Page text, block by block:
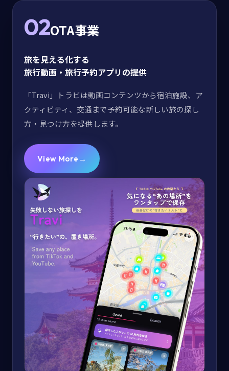
02OTA事業
旅を見える化する
旅行動画・旅行予約アプリの提供
「Travi」トラビは動画コンテンツから宿泊施設、ア
クティビティ、交通まで予約可能な新しい旅の探し
方・見つけ方を提供します。
View More →